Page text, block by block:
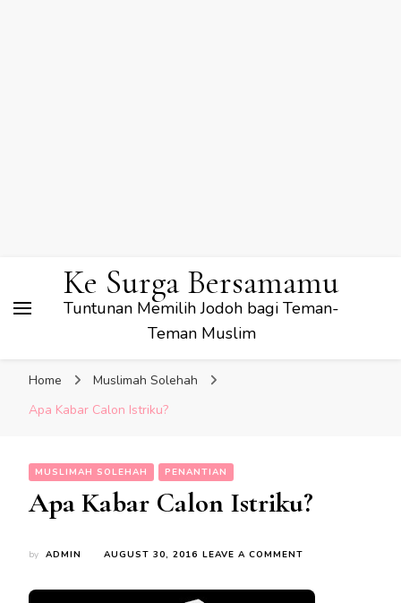
Ke Surga Bersamamu
Tuntunan Memilih Jodoh bagi Teman-
Teman Muslim
Home
Muslimah Solehah
Apa Kabar Calon Istriku?
MUSLIMAH SOLEHAH PENANTIAN
Apa Kabar Calon Istriku?
by ADMIN AUGUST 30, 2016 LEAVE A COMMENT